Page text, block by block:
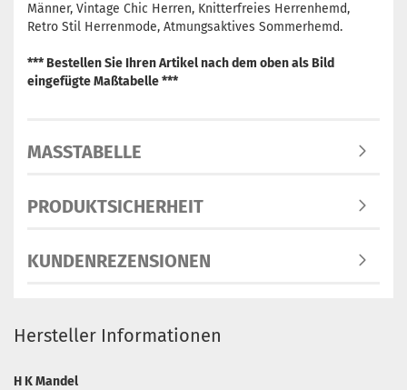
Männer, Vintage Chic Herren, Knitterfreies Herrenhemd,
Retro Stil Herrenmode, Atmungsaktives Sommerhemd.
*** Bestellen Sie Ihren Artikel nach dem oben als Bild
eingefügte Maßtabelle ***
MASSTABELLE
PRODUKTSICHERHEIT
KUNDENREZENSIONEN
Hersteller Informationen
H K Mandel